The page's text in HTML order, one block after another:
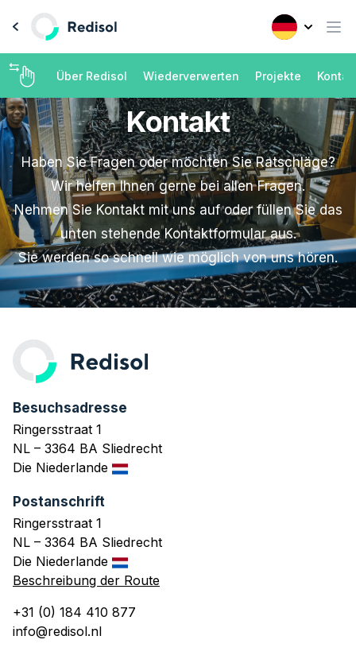
Über Redisol Wiederverwerten Projekte
Kontakt
Haben Sie Fragen oder möchten Sie Ratschläge?
Wir helfen Ihnen gerne bei allen Fragen.
Nehmen Sie Kontakt mit uns auf oder füllen Sie das
unten stehende Kontaktformular aus.
Sie werden so schnell wie möglich von uns hören.
Besuchsadresse
Ringersstraat 1
NL – 3364 BA Sliedrecht
Die Niederlande
Postanschrift
Ringersstraat 1
NL – 3364 BA Sliedrecht
Die Niederlande
Beschreibung der Route
+31 (0) 184 410 877
info@redisol.nl